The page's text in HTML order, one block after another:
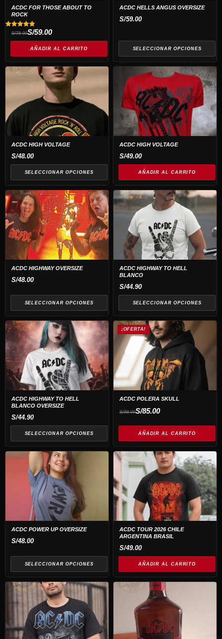
ACDC FOR THOSE ABOUT TO
ROCK
Valorado
5.00
S/79.00
El
precio
original
S/79.00.
S/59.00
El
precio
actual
S/59.00.
AÑADIR AL CARRITO
ACDC HELLS ANGUS OVERSIZE
S/59.00
SELECCIONAR OPCIONES
opciones
se
elegir
en
la
página
producto
ACDC HIGH VOLTAGE
S/48.00
SELECCIONAR OPCIONES
Este
producto
múltiples
variantes.
opciones
se
pueden
elegir
en
la
página
de
producto
ACDC HIGH VOLTAGE
S/49.00
AÑADIR AL CARRITO
ACDC HIGHWAY OVERSIZE
S/48.00
SELECCIONAR OPCIONES
Este
producto
tiene
múltiples
variantes.
opciones
se
elegir
en
la
página
de
producto
ACDC HIGHWAY TO HELL
BLANCO
S/44.90
SELECCIONAR OPCIONES
Este
producto
tiene
múltiples
variantes.
Las
opciones
se
pueden
elegir
en
la
página
de
producto
ACDC HIGHWAY TO HELL
BLANCO OVERSIZE
S/44.90
SELECCIONAR OPCIONES
Este
producto
tiene
múltiples
variantes.
Las
opciones
se
pueden
elegir
en
la
página
producto
¡OFERTA!
ACDC POLERA SKULL
S/99.00
El
precio
era:
S/99.00.
S/85.00
El
precio
es:
S/85.00.AÑADIR AL CARRITO
ACDC POWER UP OVERSIZE
S/48.00
SELECCIONAR OPCIONES
Este
producto
múltiples
variantes.
opciones
se
elegir
en
página
producto
ACDC TOUR 2026 CHILE
ARGENTINA BRASIL
S/49.00
AÑADIR AL CARRITO
Este
producto
múltiples
variantes.